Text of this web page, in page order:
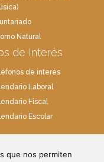
que nos permiten
Natural
de Interés
de interés
Laboral
Fiscal
Escolar